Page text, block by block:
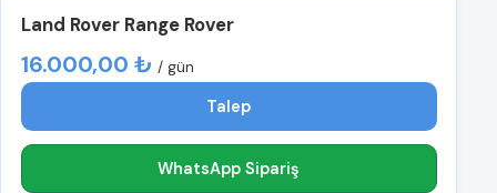
Land Rover Range Rover
16.000,00 ₺ / gün
Talep
WhatsApp Sipariş